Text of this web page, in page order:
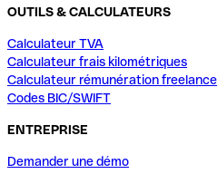
OUTILS & CALCULATEURS
Calculateur TVA
Calculateur frais kilométriques
Calculateur rémunération freelance
Codes BIC/SWIFT
ENTREPRISE
Demander une démo